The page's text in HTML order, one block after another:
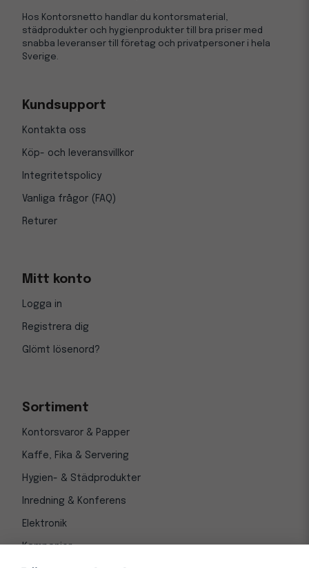
Hos Kontorsnetto handlar du kontorsmaterial,
städprodukter och hygienprodukter till bra priser med
snabba leveranser till företag och privatpersoner i hela
Sverige.
Kundsupport
Kontakta oss
Köp- och leveransvillkor
Integritetspolicy
Vanliga frågor (FAQ)
Returer
Mitt konto
Logga in
Registrera dig
Glömt lösenord?
Sortiment
Kontorsvaror & Papper
Kaffe, Fika & Servering
Hygien- & Städprodukter
Inredning & Konferens
Elektronik
Kampanjer